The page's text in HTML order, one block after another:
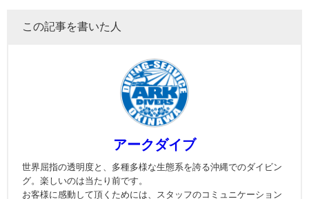
この記事を書いた人
アークダイブ
世界屈指の透明度と、多種多様な生態系を誇る沖縄でのダイビン
グ。楽しいのは当たり前です。
お客様に感動して頂くためには、スタッフのコミュニケーション